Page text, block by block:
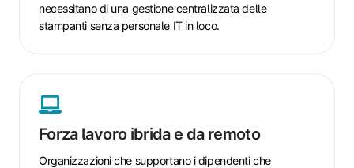
necessitano di una gestione centralizzata delle
stampanti senza personale IT in loco.
Forza lavoro ibrida e da remoto
Organizzazioni che supportano i dipendenti che
lavoro